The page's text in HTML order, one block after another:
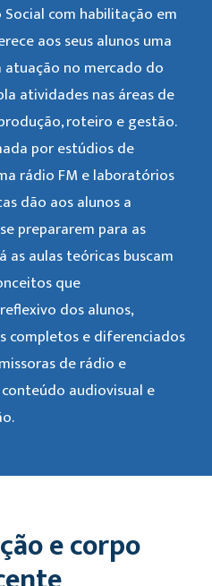
com habilitação em
aos seus alunos uma
no mercado do
atividades nas áreas de
roteiro e gestão.
por estúdios de
rádio FM e laboratórios
dão aos alunos a
prepararem para as
as aulas teóricas buscam
que
dos alunos,
completos e diferenciados
de rádio e
audiovisual e
e corpo